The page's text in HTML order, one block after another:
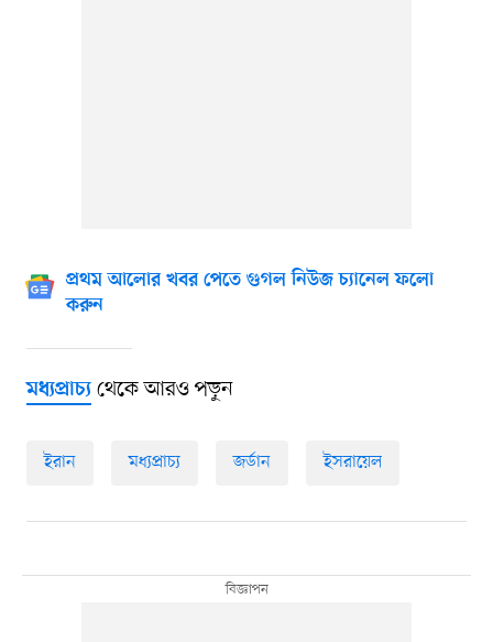
প্রথম আলোর খবর পেতে গুগল নিউজ চ্যানেল ফলো
করুন
মধ্যপ্রাচ্যথেকে আরও পড়ুন
ইরান মধ্যপ্রাচ্য জর্ডান ইসরায়েল